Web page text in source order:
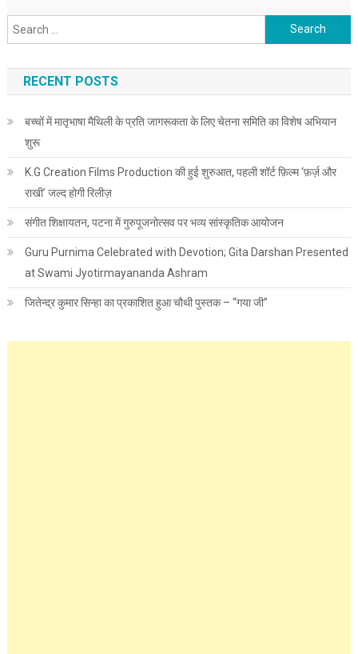
Search for:
RECENT POSTS
बच्चों में मातृभाषा मैथिली के प्रति जागरूकता के लिए चेतना समिति का विशेष अभियान
शुरू
K.G Creation Films Production की हुई शुरुआत, पहली शॉर्ट फ़िल्म ‘फ़र्ज़ और
राखी’ जल्द होगी रिलीज़
संगीत शिक्षायतन, पटना में गुरुपूजनोत्सव पर भव्य सांस्कृतिक आयोजन
Guru Purnima Celebrated with Devotion; Gita Darshan Presented
at Swami Jyotirmayananda Ashram
जितेन्द्र कुमार सिन्हा का प्रकाशित हुआ चौथी पुस्तक – “गया जी”